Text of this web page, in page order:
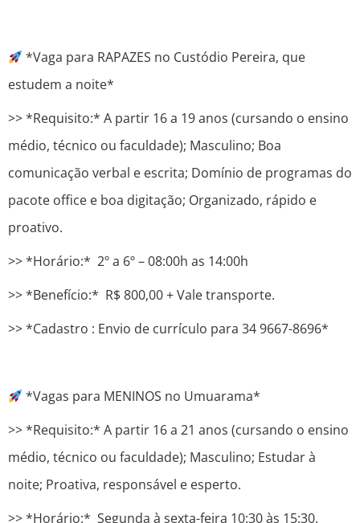
*Vaga para RAPAZES no Custódio Pereira, que
estudem a noite*
>> *Requisito:* A partir 16 a 19 anos (cursando o ensino
médio, técnico ou faculdade); Masculino; Boa
comunicação verbal e escrita; Domínio de programas do
pacote office e boa digitação; Organizado, rápido e
proativo.
>> *Horário:* 2º a 6º – 08:00h as 14:00h
>> *Benefício:* R$ 800,00 + Vale transporte.
>> *Cadastro : ​​Envio de currículo para 34 9667-8696*
*Vagas para MENINOS no Umuarama*
>> *Requisito:* A partir 16 a 21 anos (cursando o ensino
médio, técnico ou faculdade); Masculino; Estudar à
noite; Proativa, responsável e esperto.
>> *Horário:* Segunda à sexta-feira 10:30 às 15:30.